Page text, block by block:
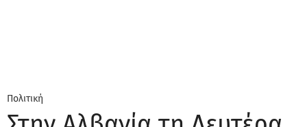
Πολιτική